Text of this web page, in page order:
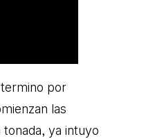
por
las
ya intuyo